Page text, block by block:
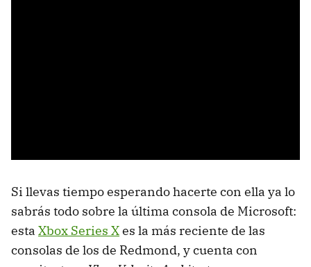
Si llevas tiempo esperando hacerte con ella ya lo
sabrás todo sobre la última consola de Microsoft:
esta Xbox Series Xes la más reciente de las
consolas de los de Redmond, y cuenta con